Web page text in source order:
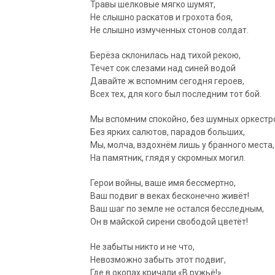
Травы шелковые мягко шумят,
Не слышно раскатов и грохота боя,
Не слышно измученных стонов солдат.
Берёза склонилась над тихой рекою,
Течет сок слезами над синей водой
Давайте ж вспомним сегодня героев,
Всех тех, для кого был последним тот бой.
Мы вспомним спокойно, без шумных
Без ярких салютов, парадов больших,
Мы, молча, вздохнём лишь у бранного места,
На памятник, глядя у скромных могил.
Герои войны, ваше имя бессмертно,
Ваш подвиг в веках бесконечно живёт!
Ваш шаг по земле не остался бесследным,
Он в майской сирени свободой цветёт!
Не забыты никто и не что,
Невозможно забыть этот подвиг,
Где в окопах кричали «В ружьё!»